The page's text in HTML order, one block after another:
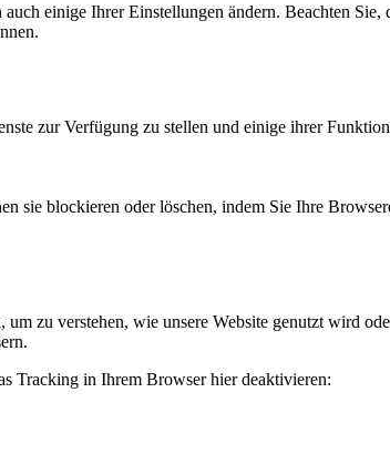
einige Ihrer Einstellungen ändern. Beachten
zur Verfügung zu stellen und einige ihrer
sie blockieren oder löschen, indem Sie Ihre
zu verstehen, wie unsere Website genutzt wird
Tracking in Ihrem Browser hier deaktivieren: